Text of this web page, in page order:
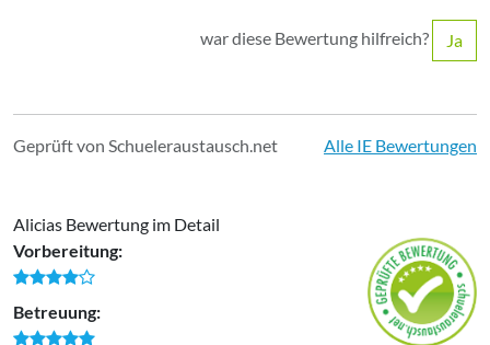
war diese Bewertung hilfreich? Ja
Geprüft von Schueleraustausch.net Alle IE Bewertungen
Alicias Bewertung im Detail
Vorbereitung:
Betreuung: